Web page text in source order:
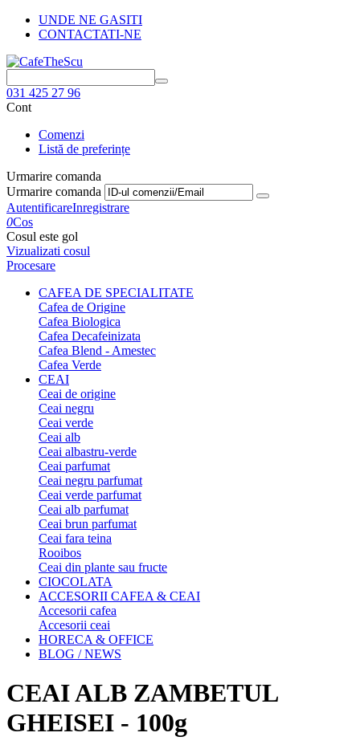
UNDE NE GASITI
CONTACTATI-NE
031 425 27 96
Cont
Comenzi
Listă de preferințe
Urmarire comanda
Urmarire comanda
AutentificareInregistrare
0Cos
Cosul este gol
Vizualizati cosul
Procesare
CAFEA DE SPECIALITATE
Cafea de Origine
Cafea Biologica
Cafea Decafeinizata
Cafea Blend - Amestec
Cafea Verde
CEAI
Ceai de origine
Ceai negru
Ceai verde
Ceai alb
Ceai albastru-verde
Ceai parfumat
Ceai negru parfumat
Ceai verde parfumat
Ceai alb parfumat
Ceai brun parfumat
Ceai fara teina
Rooibos
Ceai din plante sau fructe
CIOCOLATA
ACCESORII CAFEA & CEAI
Accesorii cafea
Accesorii ceai
HORECA & OFFICE
BLOG / NEWS
CEAI ALB ZAMBETUL
GHEISEI - 100g